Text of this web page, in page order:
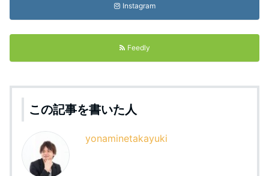
Instagram
Feedly
この記事を書いた人
yonaminetakayuki